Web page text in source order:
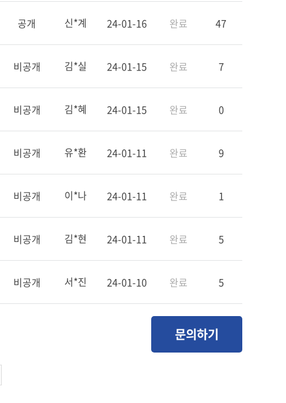
공개 신*계 24-01-16 완료 47
비공개 김*실 24-01-15 완료 7
비공개 김*혜 24-01-15 완료 0
비공개 유*환 24-01-11 완료 9
비공개 이*나 24-01-11 완료 1
비공개 김*현 24-01-11 완료 5
비공개 서*진 24-01-10 완료 5
문의하기